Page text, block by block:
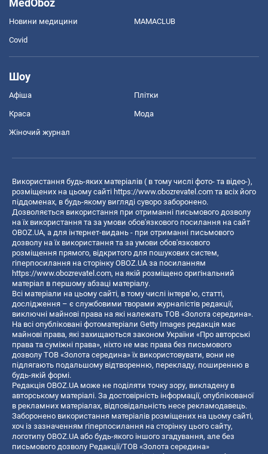
Новини медицини MAMACLUB
Covid
Шоу
Афіша Плітки
Краса Мода
Жіночий журнал
Використання будь-яких матеріалів ( в тому числі фото- та відео-),
розміщених на цьому сайті https://www.obozrevatel.com та всіх його
піддоменах, в будь-якому вигляді суворо заборонено.
Дозволяється використання при отриманні письмового дозволу
на їх використання та за умови обов'язкового посилання на сайт
OBOZ.UA, а для інтернет-видань - при отриманні письмового
дозволу на їх використання та за умови обов'язкового
розміщення прямого, відкритого для пошукових систем,
гіперпосилання на сторінку OBOZ.UA за посиланням
https://www.obozrevatel.com, на якій розміщено оригінальний
матеріал в першому абзаці матеріалу.
Всі матеріали на цьому сайті, в тому числі інтерв’ю, статті,
дослідження – є службовими творами журналістів редакції,
виключні майнові права на які належать ТОВ «Золота середина».
На всі опубліковані фотоматеріали Getty Images редакція має
майнові права, які захищаються законом України «Про авторські
права та суміжні права», ніхто не має права без письмового
дозволу ТОВ «Золота середина» їх використовувати, вони не
підлягають подальшому відтворенню, перекладу, поширенню в
будь-якій формі.
Редакція OBOZ.UA може не поділяти точку зору, викладену в
авторському матеріалі. За достовірність інформації, опублікованої
в рекламних матеріалах, відповідальність несе рекламодавець.
Заборонено використання матеріалів розміщених на цьому сайті,
хоч із зазначенням гіперпосилання на сторінку цього сайту,
логотипу OBOZ.UA або будь-якого іншого згадування, але без
письмового дозволу Редакції/ТОВ «Золота середина»